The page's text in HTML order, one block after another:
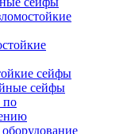
сейфы
сейфы